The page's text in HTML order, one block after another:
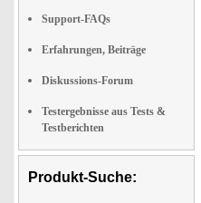
Support-FAQs
Erfahrungen, Beiträge
Diskussions-Forum
Testergebnisse aus Tests &
Testberichten
Produkt-Suche: